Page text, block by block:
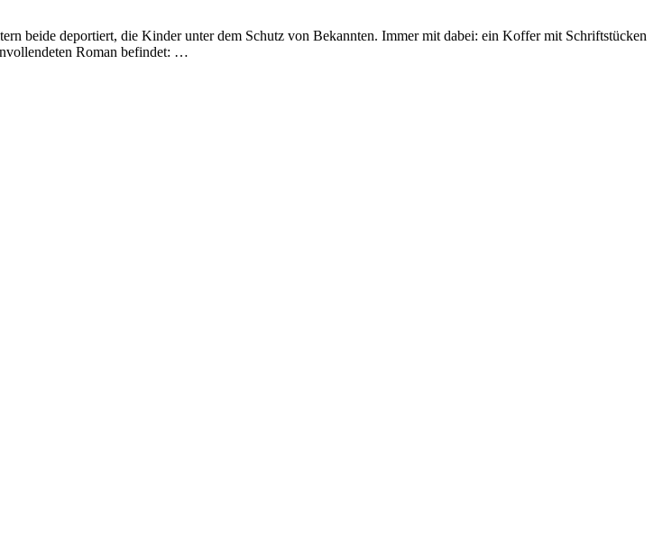
beide deportiert, die Kinder unter dem Schutz von Bekannten. Immer mit dabei: ein Koffer mit Schriftstücken
Roman befindet: …